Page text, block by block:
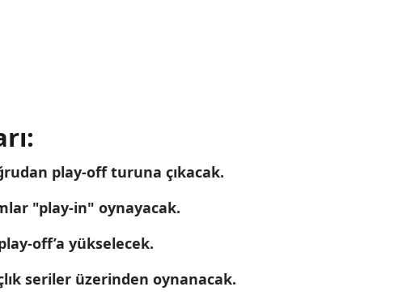
play-off turuna çıkacak.
"play-in" oynayacak.
off’a yükselecek.
seriler üzerinden oynanacak.